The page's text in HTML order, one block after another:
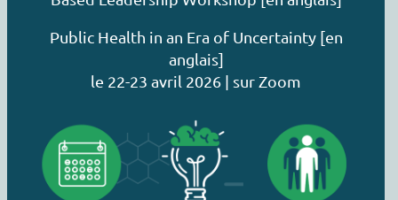
Public Health in an Era of Uncertainty [en
anglais]
le 22-23 avril 2026 | sur Zoom